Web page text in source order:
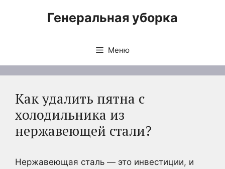
Генеральная уборка
Меню
Как удалить пятна с
холодильника из
нержавеющей стали?
Нержавеющая сталь — это инвестиции, и